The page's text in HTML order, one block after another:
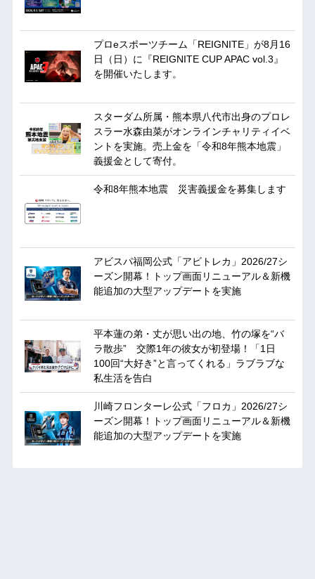
プロeスポーツチーム「REIGNITE」が8月16
日（日）に『REIGNITE CUP APAC vol.3』
を開催いたします。
スターダム所属・熊本県八代市出身のプロレ
スラー水森由菜がオンラインチャリティイベ
ントを実施。売上金を「令和8年熊本地震」
義援金として寄付。
令和8年熊本地震 災害義援金を募集します
アビスパ福岡公式「アビトレカ」2026/27シ
ーズン開幕！トップ画面リニューアル＆新機
能追加の大型アップデートを実施
平本蓮の弟・丈が思い出の地、竹の塚を“バ
ラ散歩” 交際1年の彼女が初登場！「1日
100回“大好き”と言ってくれる」ラブラブな
私生活を告白
川崎フロンターレ公式「フロカ」2026/27シ
ーズン開幕！トップ画面リニューアル＆新機
能追加の大型アップデートを実施